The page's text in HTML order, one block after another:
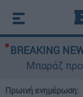
BREAKING
Μπαράζ
Πρωινή ενημέρωση: